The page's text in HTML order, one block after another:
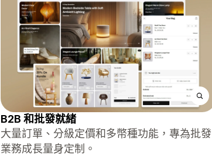
B2B 和批發就緒
大量訂單、分級定價和多幣種功能，專為批發
業務成長量身定制。